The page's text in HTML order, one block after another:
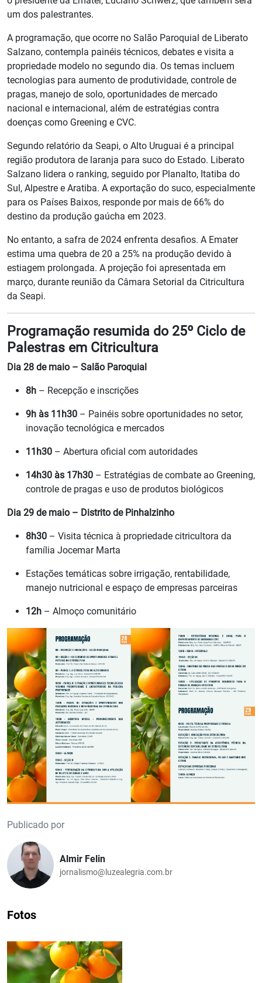
um dos palestrantes.
A programação, que ocorre no Salão Paroquial de Liberato
Salzano, contempla painéis técnicos, debates e visita a
propriedade modelo no segundo dia. Os temas incluem
tecnologias para aumento de produtividade, controle de
pragas, manejo de solo, oportunidades de mercado
nacional e internacional, além de estratégias contra
doenças como Greening e CVC.
Segundo relatório da Seapi, o Alto Uruguai é a principal
região produtora de laranja para suco do Estado. Liberato
Salzano lidera o ranking, seguido por Planalto, Itatiba do
Sul, Alpestre e Aratiba. A exportação do suco, especialmente
para os Países Baixos, responde por mais de 66% do
destino da produção gaúcha em 2023.
No entanto, a safra de 2024 enfrenta desafios. A Emater
estima uma quebra de 20 a 25% na produção devido à
estiagem prolongada. A projeção foi apresentada em
março, durante reunião da Câmara Setorial da Citricultura
da Seapi.
Programação resumida do 25º Ciclo de
Palestras em Citricultura
Dia 28 de maio – Salão Paroquial
8h – Recepção e inscrições
9h às 11h30 – Painéis sobre oportunidades no setor,
inovação tecnológica e mercados
11h30 – Abertura oficial com autoridades
14h30 às 17h30 – Estratégias de combate ao Greening,
controle de pragas e uso de produtos biológicos
Dia 29 de maio – Distrito de Pinhalzinho
8h30 – Visita técnica à propriedade citricultora da
família Jocemar Marta
Estações temáticas sobre irrigação, rentabilidade,
manejo nutricional e espaço de empresas parceiras
12h – Almoço comunitário
Publicado por
Almir Felin
jornalismo@luzealegria.com.br
Fotos